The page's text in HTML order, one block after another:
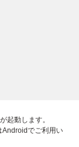
起動します。
Androidでご利用い